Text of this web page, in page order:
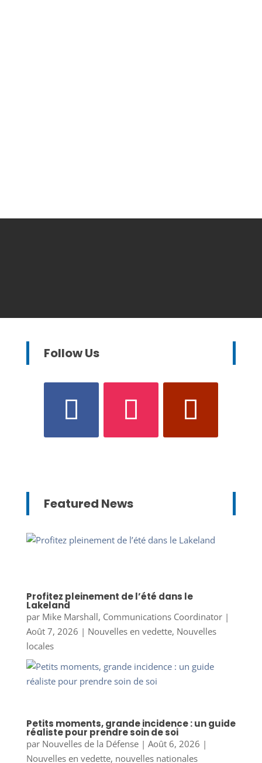
Follow Us
Featured News
Profitez pleinement de l’été dans le
Lakeland
par Mike Marshall, Communications Coordinator|
Août 7, 2026 | Nouvelles en vedette, Nouvelles
locales
Petits moments, grande incidence : un guide
réaliste pour prendre soin de soi
par Nouvelles de la Défense| Août 6, 2026 |
Nouvelles en vedette, nouvelles nationales